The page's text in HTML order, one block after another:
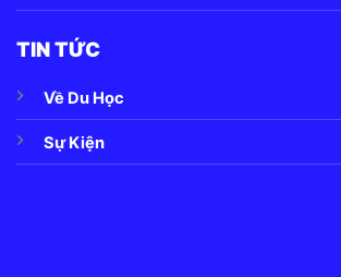
TIN TỨC
Về Du Học
Sự Kiện